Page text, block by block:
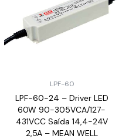
LPF-60
LPF-60-24 – Driver LED
60W 90-305VCA/127-
431VCC Saída 14,4-24V
2,5A – MEAN WELL